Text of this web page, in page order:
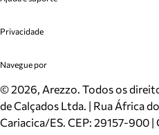
Venda Corporativa
Mapa do Site
Inverno
Mundo Arezzo
Plano de Negócio
Cadastro
Meus Pedidos
Trocas e Devoluções
Cartão Presente
Localizador de lojas
Privacidade
Politica e Privacidade
Navegue por
Sapatos
Bolsas
Scarpins
©2026, Arezzo. Todos os
de Calçados Ltda. | Rua África
Cariacica/ES. CEP: 29157-900